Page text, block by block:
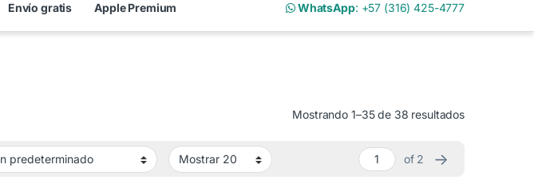
Envío gratis Apple Premium WhatsApp: +57 (316) 425-4777
Mostrando 1–35 de 38 resultados
of 2 →